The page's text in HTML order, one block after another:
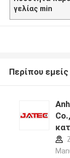
γελίας min
Περίπου εμείς